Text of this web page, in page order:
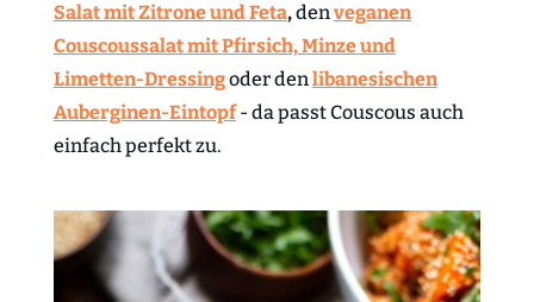
Salat mit Zitrone und Feta,denveganen
Couscoussalat mit Pfirsich, Minze und
Limetten-Dressingoder denlibanesischen
Auberginen-Eintopf- da passt Couscous auch
einfach perfekt zu.